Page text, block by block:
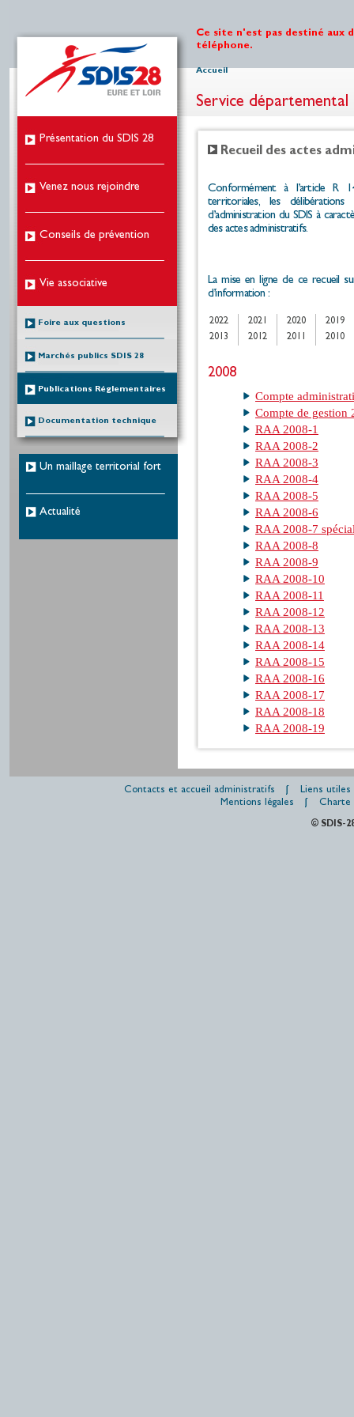
Présentation du SDIS 28
Venez nous rejoindre
Conseils de prévention
Vie associative
Foire aux questions
Marchés publics SDIS 28
Publications Réglementaires
Documentation technique
Un maillage territorial fort
Actualité
Ce site n'est pas destiné aux
téléphone.
Accueil
Service
Recueil des actes
Conformément à l’article R
territoriales, les
d’administration du SDIS à
des actes administratifs.
La mise en ligne de ce recueil
d’information :
2022 2021 2020
2019
2013
2012 2011 2010
2008
Compte
Compte de gestion
RAA 2008-1
RAA 2008-2
RAA 2008-3
RAA 2008-4
RAA 2008-5
RAA 2008-6
RAA 2008-7
RAA 2008-8
RAA 2008-9
RAA 2008-10
RAA 2008-11
RAA 2008-12
RAA 2008-13
RAA 2008-14
RAA 2008-15
RAA 2008-16
RAA 2008-17
RAA 2008-18
RAA 2008-19
Contacts et accueil administratifs
Liens utiles
Mentions légales
Charte
© SDIS-